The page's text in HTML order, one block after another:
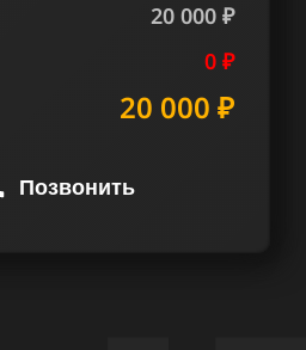
20 000 ₽
0 ₽
20 000 ₽
Позвонить